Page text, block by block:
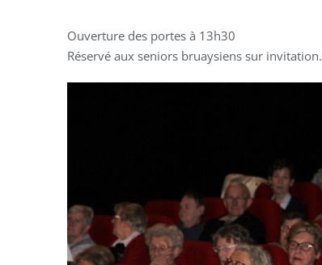
Ouverture des portes à 13h30
Réservé aux seniors bruaysiens sur invitation.